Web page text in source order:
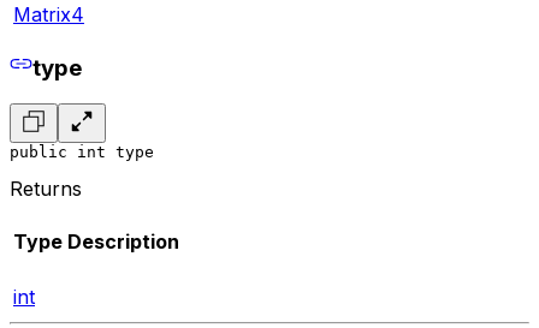
Matrix4
type
public int type
Returns
Type Description
int